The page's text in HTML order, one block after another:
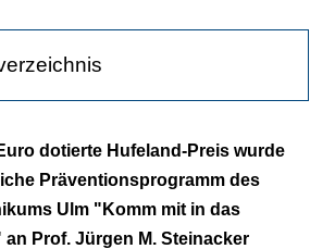
die Piratenkinder
dotierte Hufeland-Preis wurde
Präventionsprogramm des
Ulm "Komm mit in das
Prof. Jürgen M. Steinacker